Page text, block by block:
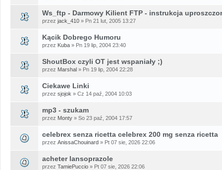
Ws_ftp - Darmowy Kilient FTP - instrukcja
przez jack_410 » Pn 21 lut, 2005 13:27
Kącik Dobrego Humoru
przez Kuba » Pn 19 lip, 2004 23:40
ShoutBox czyli OT jest wspaniały ;)
przez Marshal » Pn 19 lip, 2004 22:28
Ciekawe Linki
przez sjojok » Cz 14 paź, 2004 10:03
mp3 - szukam
przez Monty » So 23 paź, 2004 17:57
celebrex senza ricetta celebrex 200 mg senza ricetta
przez AnissaChouinard » Pt 07 sie, 2026 22:06
acheter lansoprazole
przez TamiePuccio » Pt 07 sie, 2026 22:06